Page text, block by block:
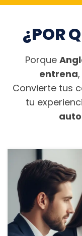
¿POR
Porque
entrena,
Convierte tus
tu